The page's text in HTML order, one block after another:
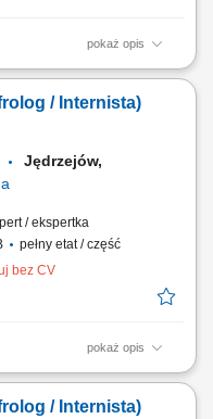
pokaż opis
serializacji i agregacji
procesem wymiany danych
zewnętrznymi;
/ Internista)
Jędrzejów,
/ ekspertka
pełny etat / część
bez CV
pokaż opis
pacjentami z chorobami
powikłań
/ Internista)